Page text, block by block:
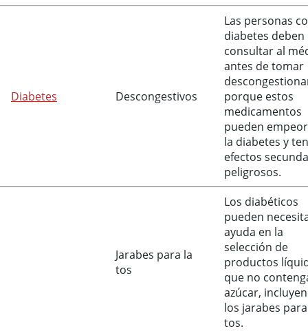
Diabetes Descongestivos
Las personas
diabetes deben
consultar al
antes de tomar
porque estos
medicamentos
pueden
la diabetes y
efectos
peligrosos.
Jarabes para la
tos
Los diabéticos
pueden
ayuda en la
selección de
productos
que no
azúcar,
los jarabes
tos.